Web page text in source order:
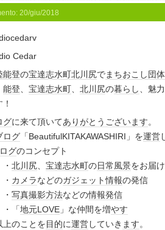
20/giu/2018
Cedar
能登の宝達志水町北川尻でまちおこし団体
能登、 宝達志水町、 北川尻の暮らし、魅
グに来て頂いてありがとうございます。
ログ 「BeautifulKITAKAWASHIRI」を運営
グのコンセプト
北川尻、 宝達志水町の日常風景をお届け
カメラなどのガジェット情報の発信
写真撮影方法などの情報発信
「地元LOVE 」な仲間を増やす
のことを目的に運営していき ます。